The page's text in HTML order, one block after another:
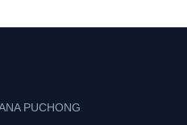
PUCHONG